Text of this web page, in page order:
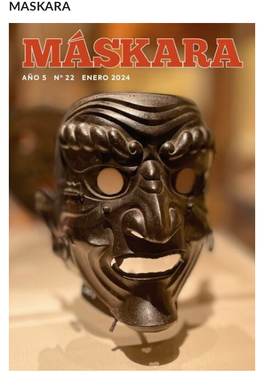
MASKARA